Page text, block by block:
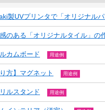
製UVプリンタで「オリジナル
のある「オリジナルタイル」の
カムボード 用途例
り方】マグネット 用途例
ルスタンド 用途例